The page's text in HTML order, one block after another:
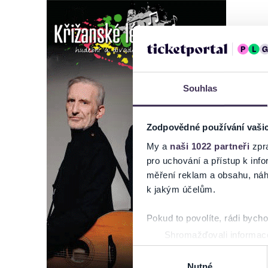
Souhlas
Zodpovědné používání
My a naši 1022 partneři
pro uchování a přístup k
měření reklam a obsahu,
k jakým účelům.
Pokud to povolíte, rádi
Shromažďovali
Identifikovali vaše
Zjistěte více o tom, jak
Výběr